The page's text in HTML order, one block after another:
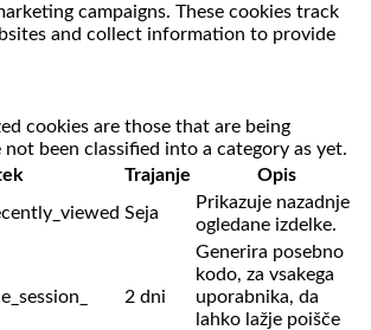
campaigns. These cookies track
and collect information to provide
cookies are those that are being
not been classified into a category as yet.
Trajanje
Opis
Seja
Prikazuje nazadnje
ogledane izdelke.
2 dni
Generira posebno
kodo, za vsakega
uporabnika, da
lahko lažje poišče